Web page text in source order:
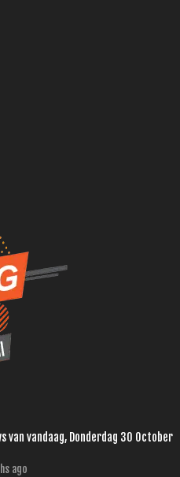
van vandaag, Donderdag 30 October
ago